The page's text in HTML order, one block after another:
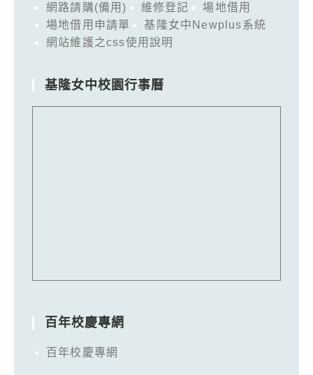
網路請購(備用)
維修登記
場地借用
場地借用申請單
基隆女中Newplus系統
網站維護之css使用說明
基隆女中校園行事曆
百年校慶專網
百年校慶專網